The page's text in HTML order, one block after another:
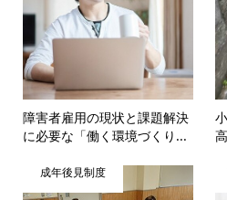
障害者雇用の現状と課題解決
に必要な「働く環境づくり...
成年後見制度